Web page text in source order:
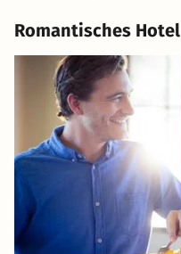
Romantisches Hotel